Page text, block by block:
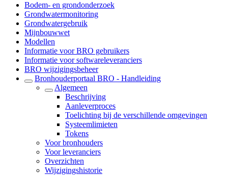
Bodem- en grondonderzoek
Grondwatermonitoring
Grondwatergebruik
Mijnbouwwet
Modellen
Informatie voor BRO gebruikers
Informatie voor softwareleveranciers
BRO wijzigingsbeheer
Bronhouderportaal BRO - Handleiding
Algemeen
Beschrijving
Aanleverproces
Toelichting bij de verschillende omgevingen
Systeemlimieten
Tokens
Voor bronhouders
Voor leveranciers
Overzichten
Wijzigingshistorie